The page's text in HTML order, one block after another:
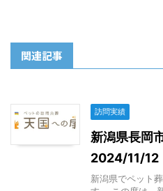
関連記事
訪問実績
新潟県長岡
2024/11/12
新潟県でペット